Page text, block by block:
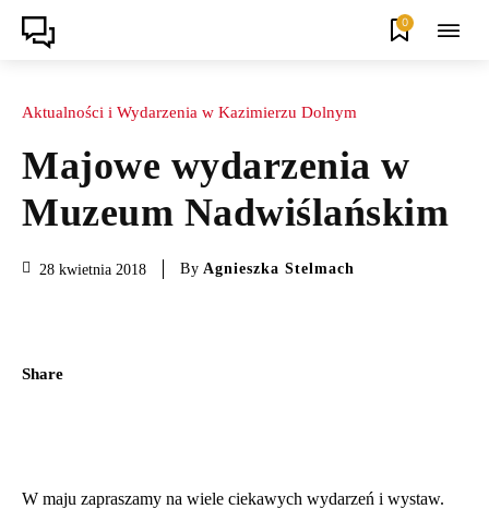
0
Aktualności i Wydarzenia w Kazimierzu Dolnym
Majowe wydarzenia w
Muzeum Nadwiślańskim
28 kwietnia 2018 By Agnieszka Stelmach
Share
W maju zapraszamy na wiele ciekawych wydarzeń i wystaw.